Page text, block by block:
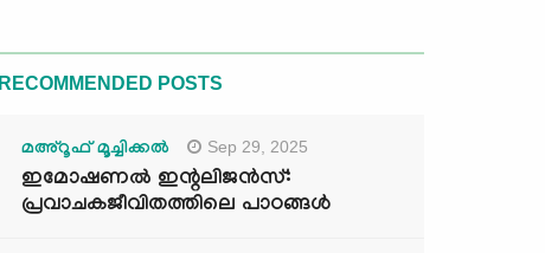
RECOMMENDED POSTS
മഅ്റൂഫ് മൂച്ചിക്കല്‍ Sep 29, 2025
ഇമോഷണൽ ഇന്റലിജൻസ്:
പ്രവാചകജീവിതത്തിലെ പാഠങ്ങൾ